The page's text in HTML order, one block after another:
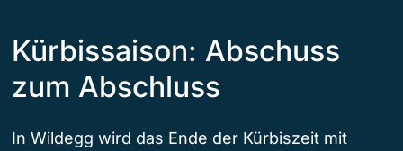
Kürbissaison: Abschuss
zum Abschluss
In Wildegg wird das Ende der Kürbiszeit mit